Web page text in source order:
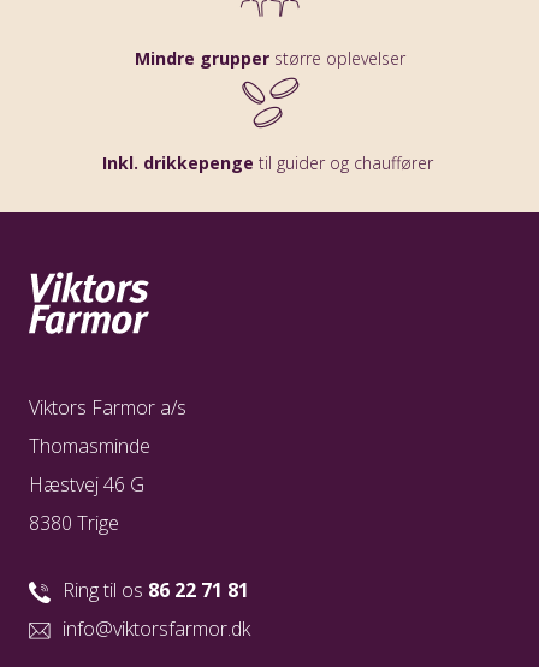
Mindre grupperstørre oplevelser
Inkl. drikkepenge til guider og chauffører
Viktors Farmor a/s
Thomasminde
Hæstvej 46 G
8380 Trige
Ring til os 86 22 71 81
info@viktorsfarmor.dk